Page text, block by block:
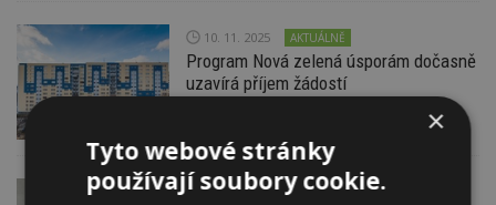
10. 11. 2025 AKTUÁLNĚ
Program Nová zelená úsporám dočasně
uzavírá příjem žádostí
28. 10. 2025 ESTAV DOPORUČUJE
×
Tyto webové stránky
používají soubory cookie.